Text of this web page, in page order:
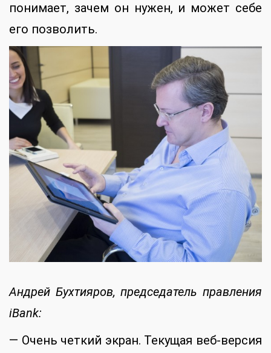
понимает, зачем он нужен, и может себе
его позволить.
Андрей Бухтияров, председатель правления
iBank:
— Очень четкий экран. Текущая веб-версия